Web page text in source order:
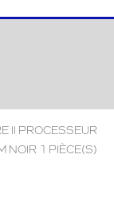
II PROCESSEUR
NOIR 1 PIÈCE(S)